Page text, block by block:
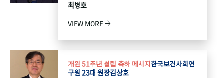
최병호
VIEW MORE
개원 51주년 설립 축하 메시지한국보건사회연
구원 23대 원장김상호